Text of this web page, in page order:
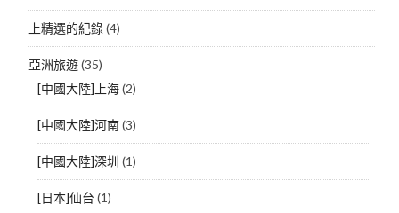
上精選的紀錄(4)
亞洲旅遊(35)
[中國大陸]上海(2)
[中國大陸]河南(3)
[中國大陸]深圳 (1)
[日本]仙台 (1)